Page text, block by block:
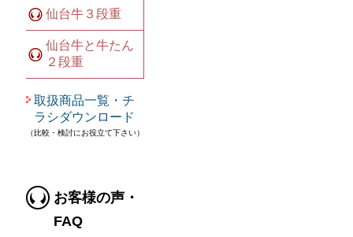
仙台牛３段重
仙台牛と牛たん
２段重
取扱商品一覧・チ
ラシダウンロード
（比較・検討にお役立て下さい）
お客様の声・
FAQ